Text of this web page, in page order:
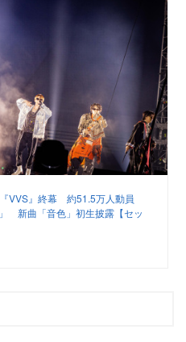
VVS』終幕 約51.5万人動員
新曲「音色」初生披露【セッ